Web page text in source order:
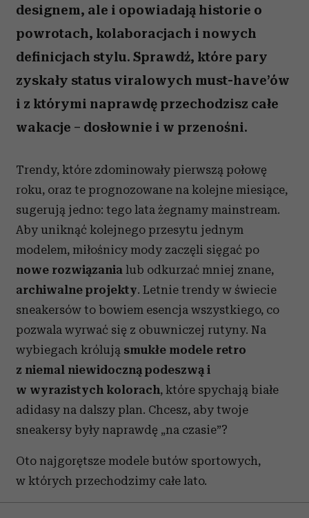
designem, ale i opowiadają historie o
powrotach, kolaboracjach i nowych
definicjach stylu. Sprawdź, które pary
zyskały status viralowych must-have’ów
i z którymi naprawdę przechodzisz całe
wakacje – dosłownie i w przenośni.
Trendy, które zdominowały pierwszą połowę
roku, oraz te prognozowane na kolejne miesiące,
sugerują jedno: tego lata żegnamy mainstream.
Aby uniknąć kolejnego przesytu jednym
modelem, miłośnicy mody zaczęli sięgać po
nowe rozwiązania lub odkurzać mniej znane,
archiwalne projekty. Letnie trendy w świecie
sneakersów to bowiem esencja wszystkiego, co
pozwala wyrwać się z obuwniczej rutyny. Na
wybiegach królują smukłe modele retro
z niemal niewidoczną podeszwą i
w wyrazistych kolorach, które spychają białe
adidasy na dalszy plan. Chcesz, aby twoje
sneakersy były naprawdę „na czasie”?
Oto najgorętsze modele butów sportowych,
w których przechodzimy całe lato.